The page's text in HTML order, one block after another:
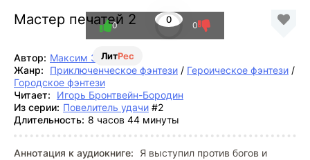
Мастер печатей 2
ЛитРес
0
0 0
Автор: Максим Зарецкий
Жанр:
Приключенческое фэнтези / Героическое фэнтези /
Городское фэнтези
Читает:
Игорь Бронтвейн-Бородин
Из серии: Повелитель удачи #2
Длительность: 8 часов 44 минуты
Аннотация к аудиокниге: Я выступил против богов и